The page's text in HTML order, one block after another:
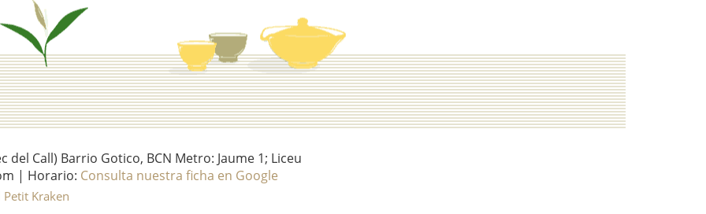
Call) Barrio Gotico, BCN Metro: Jaume 1; Liceu
| Horario: Consulta nuestra ficha en Google
Petit Kraken